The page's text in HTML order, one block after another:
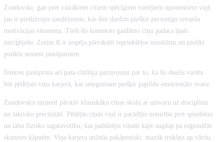
Zundovski, gan pret vairākiem citiem spēcīgiem vietējiem oponentiem viņš
jau ir piedzīvojis zaudējumus, kas šim duelim piešķir personīgu revanša
motivācijas elementu. Tieši šis konteksts gaidāmo cīņu padara īpaši
intriģējošu: Zutim šī ir iespēja pārrakstīt iepriekšējos rezultātus un pielikt
punktu seniem jautājumiem.
Interesi pastiprina arī paša cīnītāja paziņojumi par to, ka šis duelis varētu
būt pēdējais viņa karjerā, kas sniegumam piešķir papildu emocionālo svaru.
Zundovskis turpretī pārstāv klasiskāku cīņas skolu ar uzsvaru uz disciplīnu
un taktisko precizitāti. Pēdējās cīņās viņš ir parādījis noturību pret spiedienu
un labu fizisko sagatavotību, kas palīdzējis viņam kāpt augšup pa reģionālās
skatuves kāpnēm. Viņa karjera attīstās pakāpeniski: mazāk trokšņa ap vārdu,